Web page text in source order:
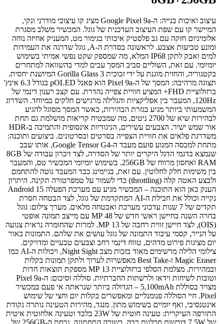
עיצוב ואיכות בנייה: ה-Google Pixel 9a מציג קו עיצובי מודרני ונקי,
המיישר קו עם שפת העיצוב העדכנית של גוגל. המכשיר משלב מסגרת
אלומיניום חזקה עם גב פלסטיק איכותי בגימור מט, המעניק אחיזה נוחה
ומונע טביעות אצבע. לראשונה בסדרת ה-A, גוגל שדרגה את העמידות
למים ואבק לתקן IP68 המלא, מה שמספק שקט נפשי אמיתי בשימוש
יומיומי. עם זאת, השוליים סביב המסך עבים למדי בהשוואה למתחרים
בקטגוריה, והחזית מוגנת על ידי זכוכית Gorilla Glass 3 המיושנת יחסית.
תצוגה מרהיבה: המסך של ה-Pixel 9a הוא פאנל pOLED בגודל 6.3 אינץ'
ברזולוציית FHD+ המציע חוויית צפייה נהדרת. עם קצב רענון דינמי של
120Hz, המעבר בין אפליקציות והגלילה מרגישים חלקים במיוחד. השדרוג
המשמעותי ביותר מגיע בגזרת הבהירות, כאשר המסך מסוגל להגיע
לבהירות שיא של 2700 ניטים, מה שמבטיח קריאות מושלמת גם תחת
אור שמש ישיר. הצבעים עשירים, הניגודיות אינסופית והתמיכה ב-HDR
משדרגת פלאים את חוויית הצפייה בסרטים ובסרטונים. ביצועים ותוכנה:
מתחת למכסה המנוע פועם מעבד ה-Google Tensor G4, אותו שבב
שנמצא בדגמי הדגל היקרים יותר של הסדרה, לצד זיכרון עבודה של 8GB
RAM ואחסון מרווח של 256GB. בשימוש יומיומי המכשיר טס, והמעבר
בין משימות חלק לחלוטין. עם זאת, בגיימינג כבד המעבד נוטה להתחמם
ולבצע האטה קלה (throttling) כדי לשמור על טמפרטורה תקינה. היתרון
הענק כאן הוא התוכנה – המכשיר מגיע עם מערכת הפעלה Android 15
נקייה וכולל את חבילת ה-AI המתקדמת של גוגל, לצד הבטחה חסרת
תקדים של 7 שנות עדכוני מערכת ואבטחה מלאים. מערך צילום: גוגל
בחרה השנה בחיישן ראשי חדש של 48 MP עם מייצב תמונה אופטי
(OIS), לצד חיישן זווית רחבה של 13 MP. למרות שהחומרה נראית צנועה
על הנייר, קסמי עיבוד התמונה של גוגל עושים את שלהם. התמונות באור
יום מציגות פירוט מדהים, טווח דינמי רחב וצבעים טבעיים ומדויקים.
צילומי הלילה מרשימים מאוד בזכות מצב Night Sight, ויכולות ה-AI כמו
Magic Eraser ו-Best Take מאפשרות לערוך ולתקן תמונות בקלות
ובמהירות. מצלמת הסלפי ברזולוציית 13 MP מספקת תוצאות חדות
וטובות לשיחות וידאו ולרשתות החברתיות. סוללה וסיכום: ה-Pixel 9a
מצויד בסוללת 5,100mAh – הגדולה ביותר שנראתה אי פעם במכשיר
Pixel. חיי הסוללה פנומנליים ומאפשרים בקלות יום וחצי של שימוש
אינטנסיבי, ואף יומיים בשימוש מתון. מנגד, מהירות הטעינה נותרה נקודת
התורפה העיקרית: טעינה חוטית של 23W בלבד וטעינה אלחוטית איטית
של 7.5W דורשות סבלנות רבה. בשורה התחתונה, גרסת ה-256GB של